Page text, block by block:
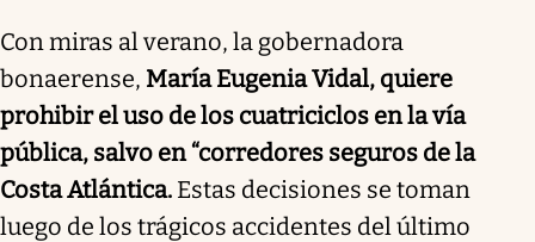
Con miras al verano, la gobernadora
bonaerense, María Eugenia Vidal, quiere
prohibir el uso de los cuatriciclos en la vía
pública, salvo en “corredores seguros de la
Costa Atlántica. Estas decisiones se toman
luego de los trágicos accidentes del último